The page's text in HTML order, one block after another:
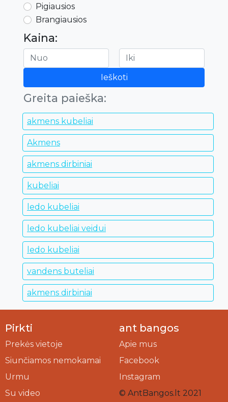
Pigiausios
Brangiausios
Kaina:
Ieškoti
Greita paieška:
akmens kubeliai
Akmens
akmens dirbiniai
kubeliai
ledo kubeliai
ledo kubeliai veidui
ledo kubeliai
vandens buteliai
akmens dirbiniai
Pirkti
Prekės vietoje
Siunčiamos nemokamai
Urmu
Su video
ant bangos
Apie mus
Facebook
Instagram
© AntBangos.lt 2021